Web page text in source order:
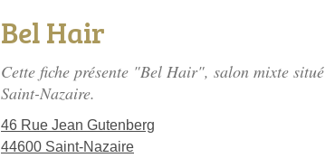
Bel Hair
Cette fiche présente "Bel Hair", salon mixte situé
Saint-Nazaire.
46 Rue Jean Gutenberg
44600 Saint-Nazaire